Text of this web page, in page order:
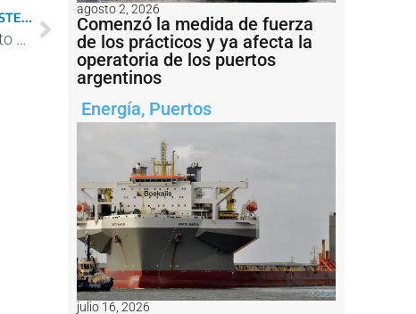
Van llegando los buques de Conarpesa a Puerto Rosales
agosto 2, 2026
Comenzó la medida de fuerza
de los prácticos y ya afecta la
operatoria de los puertos
argentinos
Energía, Puertos
julio 16, 2026